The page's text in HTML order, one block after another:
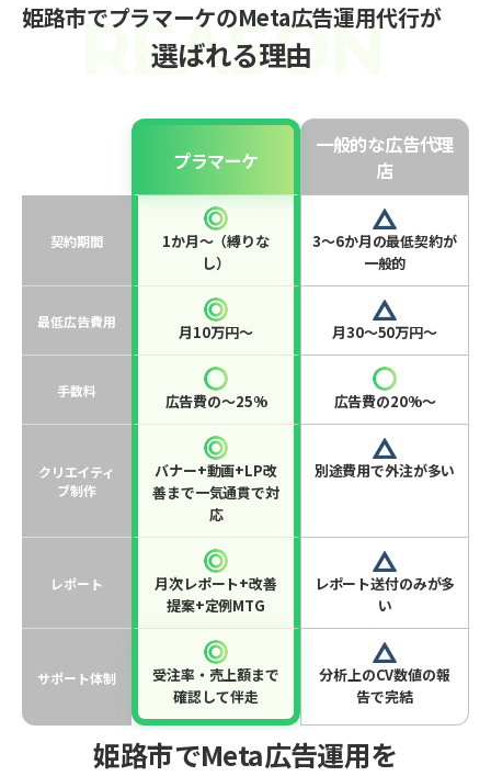
姫路市でプラマーケのMeta広告運用代行が
選ばれる理由
プラマーケ
一般的な広告代理
店
契約期間
1か月〜（縛りな
し）
3〜6か月の最低契約が
一般的
最低広告費用
月10万円〜 月30〜50万円〜
手数料
広告費の〜25% 広告費の20%〜
クリエイティ
ブ制作
バナー+動画+LP改
善まで一気通貫で対
応
別途費用で外注が多い
レポート
月次レポート+改善
提案+定例MTG
レポート送付のみが多
い
サポート体制
受注率・売上額まで
確認して伴走
分析上のCV数値の報
告で完結
姫路市でMeta広告運用を